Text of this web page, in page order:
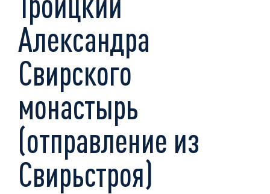
Александра
Свирского
монастырь
(отправление из
Свирьстроя)